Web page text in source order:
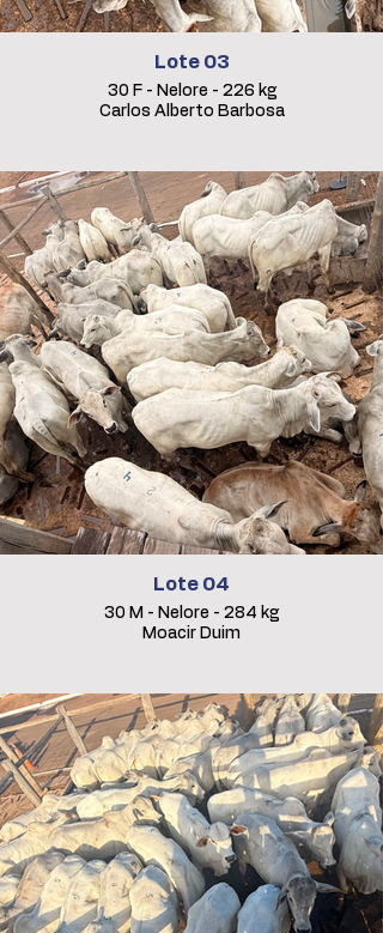
Lote 03
30 F - Nelore - 226 kg
Carlos Alberto Barbosa
Lote 04
30 M - Nelore - 284 kg
Moacir Duim